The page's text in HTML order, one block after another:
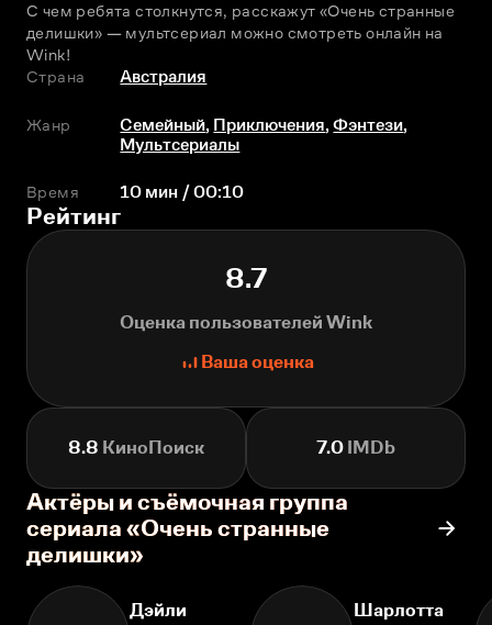
С чем ребята столкнутся, расскажут «Очень странные
делишки» — мультсериал можно смотреть онлайн на
Wink!
Страна
Австралия
Жанр Семейный, Приключения,Фэнтези,
Мультсериалы
Время 10 мин / 00:10
Рейтинг
8.7
Оценка пользователей Wink
Ваша оценка
8.8 КиноПоиск 7.0 IMDb
Актёры и съёмочная группа
сериала «Очень странные
делишки»
Дэйли
Шарлотта